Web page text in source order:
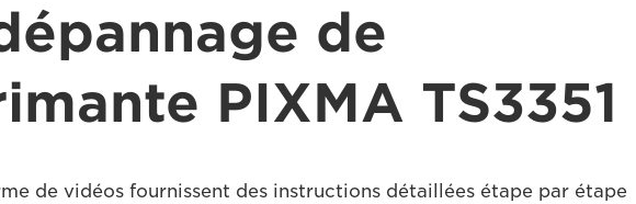
de
PIXMA TS3351
de vidéos fournissent des instructions détaillées étape par étape